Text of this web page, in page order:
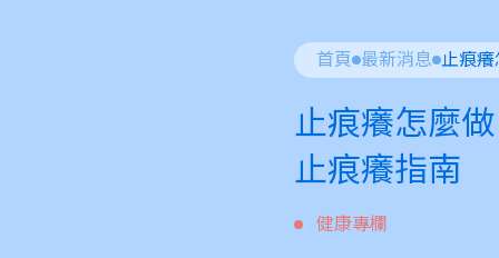
首頁 最新消息
止痕癢怎麼
止痕癢指南
健康專欄